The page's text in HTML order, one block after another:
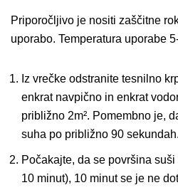
Priporočljivo je nositi zaščitne
uporabo. Temperatura uporabe
Iz vrečke odstranite tesnilno
enkrat navpično in enkrat
približno 2m². Pomembno je,
suha po približno 90 sekundah.
Počakajte, da se površina
10 minut), 10 minut se je ne